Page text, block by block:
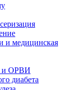
медицинская
и ОРВИ
диабета